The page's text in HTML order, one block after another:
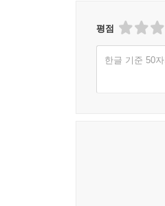
평점
한글 기준 50